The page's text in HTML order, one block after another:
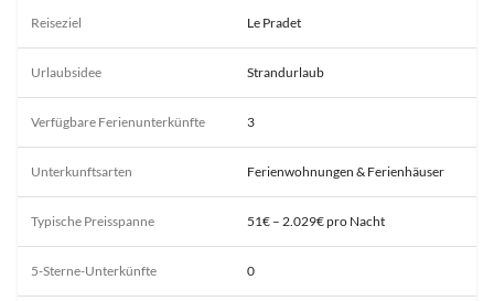
Reiseziel Le Pradet
Urlaubsidee Strandurlaub
Verfügbare Ferienunterkünfte 3
Unterkunftsarten Ferienwohnungen & Ferienhäuser
Typische Preisspanne 51€ – 2.029€ pro Nacht
5-Sterne-Unterkünfte 0